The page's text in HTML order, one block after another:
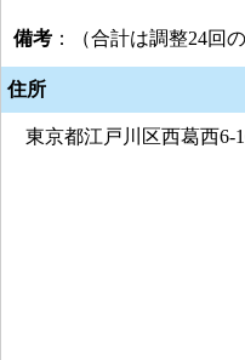
備考 ：（合計は調整24回の
住所
東京都江戸川区西葛西6-